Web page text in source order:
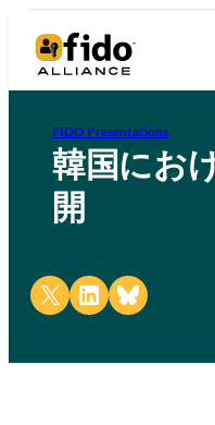
FIDO Presentations
韓国にお
開
Share on X Share on LinkedIn
Share on Bluesky